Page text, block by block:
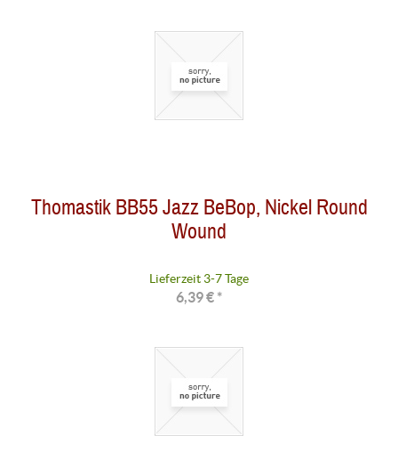
Thomastik BB55 Jazz BeBop, Nickel Round
Wound
Lieferzeit 3-7 Tage
6,39 € *